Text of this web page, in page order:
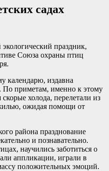
садах
праздник,
Союза охраны птиц
календарю, издавна
приметам, именно к этому
холода, перелетали из
ожидая помощи от
района празднование
и познавательно.
научились заботиться о
аппликации, играли в
положительных эмоций.